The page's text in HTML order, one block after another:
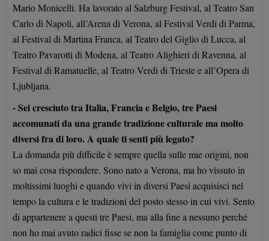
Mario Monicelli. Ha lavorato al Salzburg Festival, al Teatro San
Carlo di Napoli, all’Arena di Verona, al Festival Verdi di Parma,
al Festival di Martina Franca, al Teatro del Giglio di Lucca, al
Teatro Pavarotti di Modena, al Teatro Alighieri di Ravenna, al
Festival di Ramatuelle, al Teatro Verdi di Trieste e all’Opera di
Ljubljana.
- Sei cresciuto tra Italia, Francia e Belgio, tre Paesi
accomunati da una grande tradizione culturale ma molto
diversi fra di loro. A quale ti senti più legato?
La domanda più difficile è sempre quella sulle mie origini, non
so mai cosa rispondere. Sono nato a Verona, ma ho vissuto in
moltissimi luoghi e quando vivi in diversi Paesi acquisisci nel
tempo la cultura e le tradizioni del posto stesso in cui vivi. Sento
di appartenere a questi tre Paesi, ma alla fine a nessuno perché
non ho mai avuto radici fisse se non la famiglia come punto di